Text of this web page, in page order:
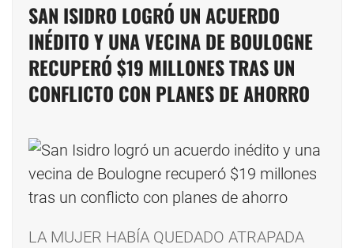
SAN ISIDRO LOGRÓ UN ACUERDO
INÉDITO Y UNA VECINA DE BOULOGNE
RECUPERÓ $19 MILLONES TRAS UN
CONFLICTO CON PLANES DE AHORRO
LA MUJER HABÍA QUEDADO ATRAPADA